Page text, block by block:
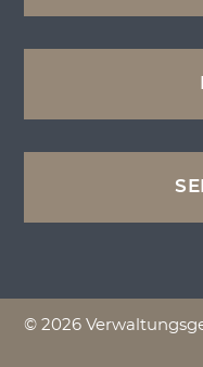
© 2026